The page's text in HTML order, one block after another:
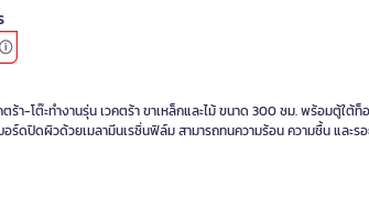
ตร้า-โต๊ะทำงานรุ่น เวคตร้า ขาเหล็กและไม้ ขนาด 300 ซม. พร้อมตู้ใต้ท็
ร์ดปิดผิวด้วยเมลามีนเรซิ่นฟิล์ม สามารถทนความร้อน ความชื้น และร